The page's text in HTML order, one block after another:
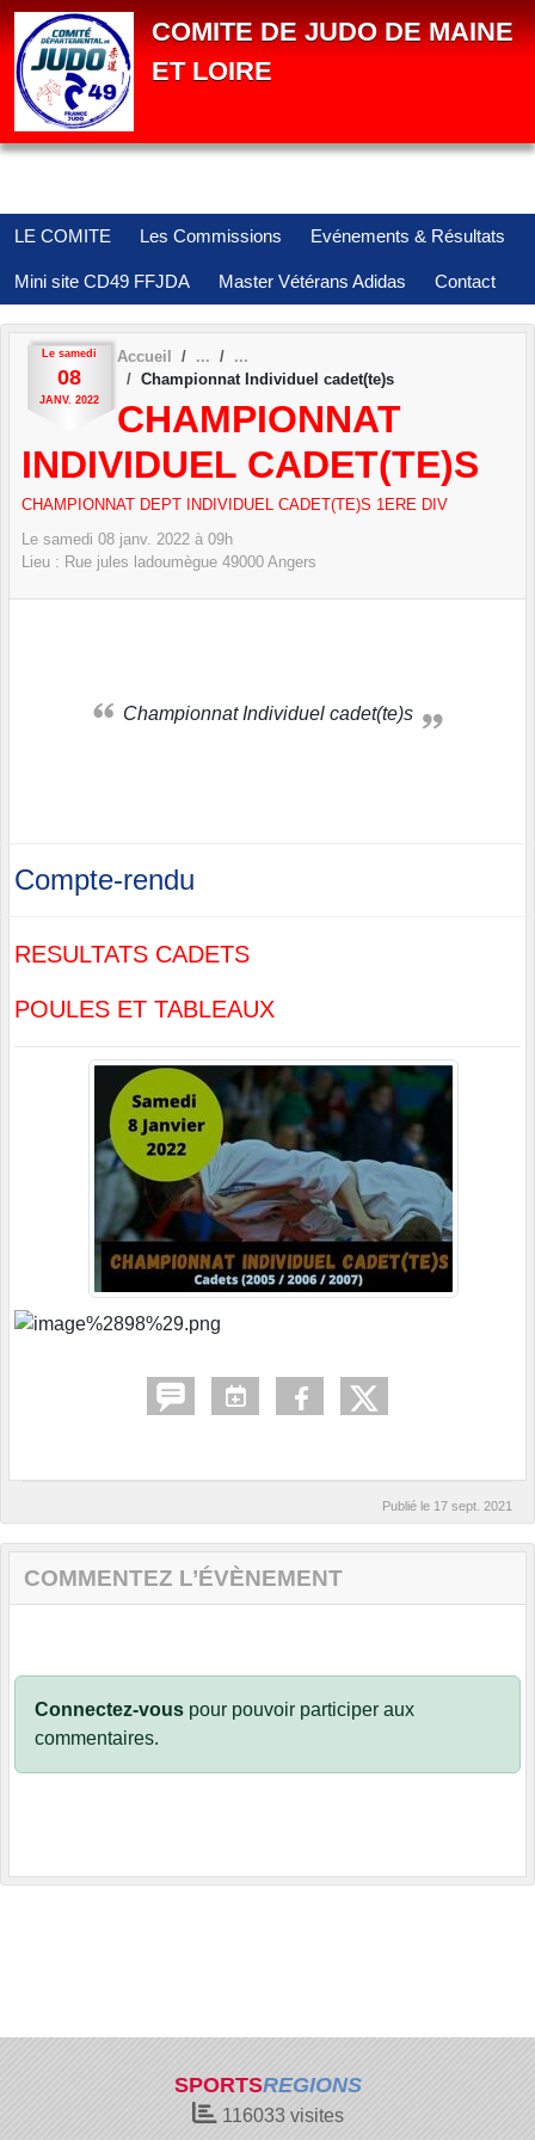
COMITE DE JUDO DE MAINE
ET LOIRE
LE COMITE Les Commissions Evénements & Résultats
Mini site CD49 FFJDA Master Vétérans Adidas Contact
Le samedi
08
JANV. 2022
Accueil
Championnat Individuel cadet(te)s
CHAMPIONNAT
INDIVIDUEL CADET(TE)S
CHAMPIONNAT DEPT INDIVIDUEL CADET(TE)S 1ERE DIV
Le samedi 08 janv. 2022 à 09h
Lieu : Rue jules ladoumègue 49000 Angers
Championnat Individuel cadet(te)s
Compte-rendu
RESULTATS CADETS
POULES ET TABLEAUX
Publié le 17 sept. 2021
COMMENTEZ L’ÉVÈNEMENT
Connectez-vous pour pouvoir participer aux
commentaires.
SPORTSREGIONS
116033 visites
Panneau de gestion des cookies